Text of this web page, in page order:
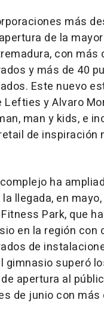
más
de la
con más
y más de 40
Este nuevo
Lefties y Alvaro
man y kids, e
de inspiración
ha
llegada, en
Park, que
en la región con
de
gimnasio superó
apertura al
de junio con más